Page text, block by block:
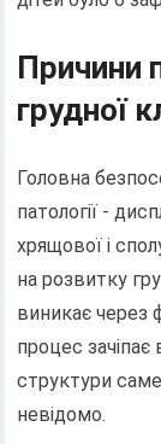
Причини
грудної
Головна
патології -
хрящової і
на розвитку
виникає
процес зачіпає
структури
невідомо.